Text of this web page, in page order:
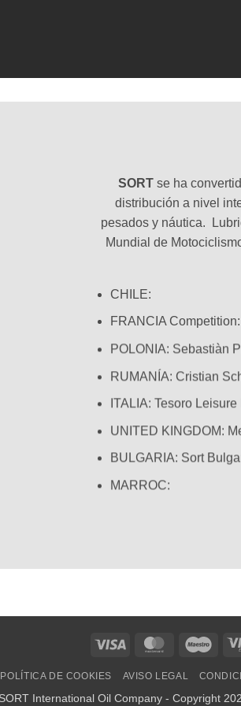
SORTse ha
distribución a nivel
pesados y náutica.
Mundial de
CHILE:
FRANCIA
POLONIA: Sebastiàn
RUMANÍA: Cristian
ITALIA: Tesoro
UNITED KINGDOM:
BULGARIA: Sort
MARROC:
Visa MasterCard
POLÍTICA DE COOKIES AVISO LEGAL
SORT International Oil Company - Copyright